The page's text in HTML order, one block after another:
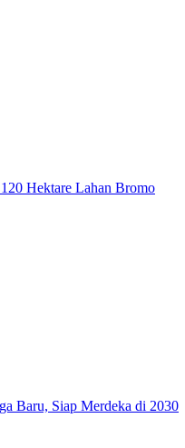
Hektare Lahan Bromo
Baru, Siap Merdeka di 2030